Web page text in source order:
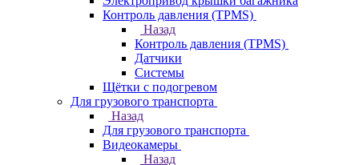
Контроль давления (TPMS)
Назад
Контроль давления (TPMS)
Датчики
Системы
Щётки с подогревом
Для грузового транспорта
Назад
Для грузового транспорта
Видеокамеры
Назад